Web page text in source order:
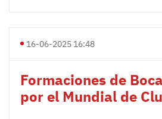
16-06-2025 16:48
Formaciones de
por el Mundial de